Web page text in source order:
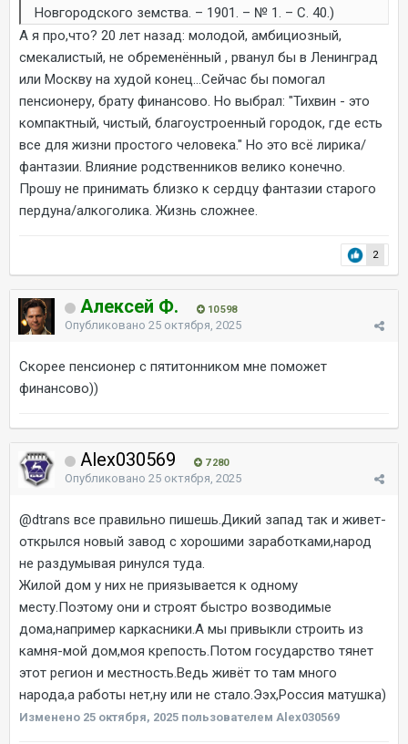
Новгородского земства. – 1901. – № 1. – С. 40.)
А я про,что? 20 лет назад: молодой, амбициозный,
смекалистый, не обременённый , рванул бы в Ленинград
или Москву на худой конец...Сейчас бы помогал
пенсионеру, брату финансово. Но выбрал: "Тихвин - это
компактный, чистый, благоустроенный городок, где есть
все для жизни простого человека." Но это всё лирика/
фантазии. Влияние родственников велико конечно.
Прошу не принимать близко к сердцу фантазии старого
пердуна/алкоголика. Жизнь сложнее.
2
Алексей Ф. 10 598
Опубликовано 25 октября, 2025
Скорее пенсионер с пятитонником мне поможет
финансово))
Alex030569 7 280
Опубликовано 25 октября, 2025
@dtrans все правильно пишешь.Дикий запад так и живет-
открылся новый завод с хорошими заработками,народ
не раздумывая ринулся туда.
Жилой дом у них не приязывается к одному
месту.Поэтому они и строят быстро возводимые
дома,например каркасники.А мы привыкли строить из
камня-мой дом,моя крепость.Потом государство тянет
этот регион и местность.Ведь живёт то там много
народа,а работы нет,ну или не стало.Ээх,Россия матушка)
Изменено 25 октября, 2025 пользователем Alex030569